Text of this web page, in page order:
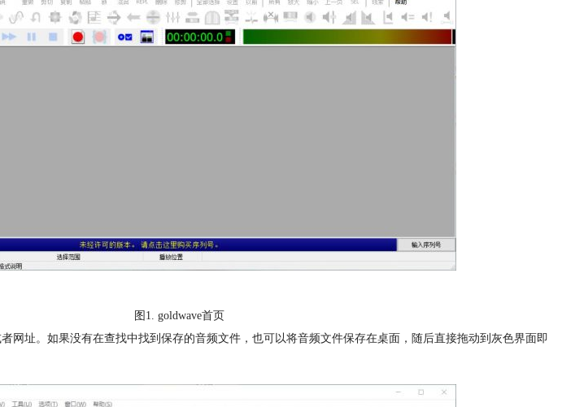
图1. goldwave首页
网址。如果没有在查找中找到保存的音频文件，也可以将音频文件保存在桌面，随后直接拖动到灰色界面即